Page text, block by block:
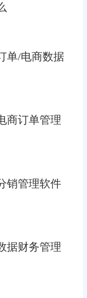
单/电商数据
商订单管理
销管理软件
据财务管理